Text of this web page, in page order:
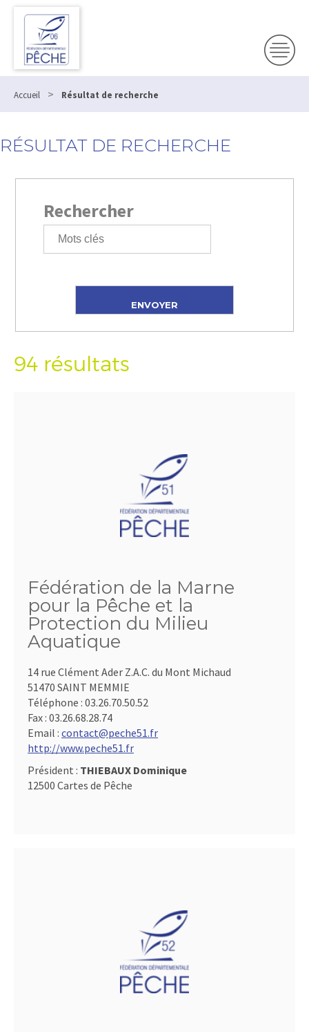
Accueil > Résultat de recherche
RÉSULTAT DE RECHERCHE
Rechercher
94 résultats
Fédération de la Marne
pour la Pêche et la
Protection du Milieu
Aquatique
14 rue Clément Ader Z.A.C. du Mont Michaud
51470 SAINT MEMMIE
Téléphone : 03.26.70.50.52
Fax : 03.26.68.28.74
Email : contact@peche51.fr
http://www.peche51.fr
Président : THIEBAUX Dominique
12500 Cartes de Pêche